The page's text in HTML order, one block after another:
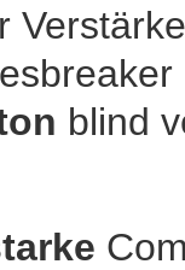
blind